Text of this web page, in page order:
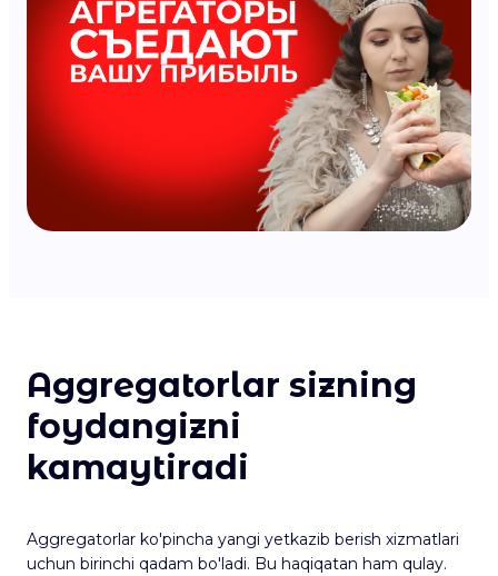
Aggregatorlar sizning
foydangizni
kamaytiradi
Aggregatorlar ko'pincha yangi yetkazib berish xizmatlari
uchun birinchi qadam bo'ladi. Bu haqiqatan ham qulay.